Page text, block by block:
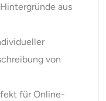
aus
von
für Online-